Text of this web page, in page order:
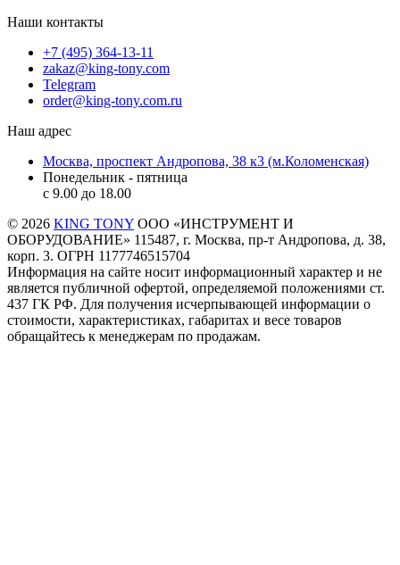
Наши контакты
+7 (495) 364-13-11
zakaz@king-tony.com
Telegram
order@king-tony.com.ru
Наш адрес
Москва, проспект Андропова, 38 к3 (м.Коломенская)
Понедельник - пятница
c 9.00 до 18.00
© 2026 KING TONY ООО «ИНСТРУМЕНТ И
ОБОРУДОВАНИЕ» 115487, г. Москва, пр-т Андропова, д. 38,
корп. 3. ОГРН 1177746515704
Информация на сайте носит информационный характер и не
является публичной офертой, определяемой положениями ст.
437 ГК РФ. Для получения исчерпывающей информации о
стоимости, характеристиках, габаритах и весе товаров
обращайтесь к менеджерам по продажам.